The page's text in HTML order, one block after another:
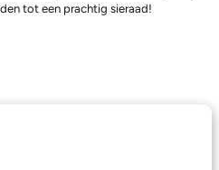
tot een prachtig sieraad!